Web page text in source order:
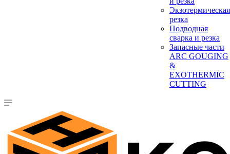
Экзотермическая
резка
Подводная
сварка и резка
Запасные части
ARC GOUGING
&
EXOTHERMIC
CUTTING